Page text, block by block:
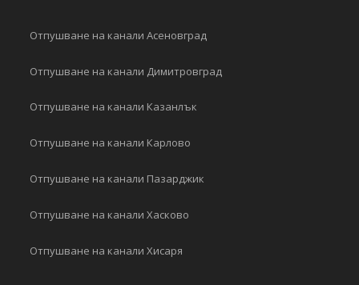
Отпушване на канали Асеновград
Отпушване на канали Димитровград
Отпушване на канали Казанлък
Отпушване на канали Карлово
Отпушване на канали Пазарджик
Отпушване на канали Хасково
Отпушване на канали Хисаря